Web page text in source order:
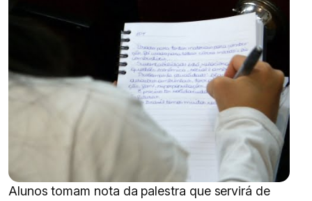
Alunos tomam nota da palestra que servirá de